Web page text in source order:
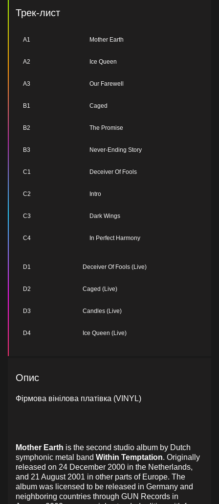
Трек-лист
A1 Mother Earth
A2 Ice Queen
A3 Our Farewell
B1 Caged
B2 The Promise
B3 Never-Ending Story
C1 Deceiver Of Fools
C2 Intro
C3 Dark Wings
C4 In Perfect Harmony
D1 Deceiver Of Fools (Live)
D2 Caged (Live)
D3 Candles (Live)
D4 Ice Queen (Live)
Опис
Фірмова вінілова платівка (VINYL)
Mother Earth is the second studio album by Dutch
symphonic metal band Within Temptation. Originally
released on 24 December 2000 in the Netherlands,
and 21 August 2001 in other parts of Europe. The
album was licensed to be released in Germany and
neighboring countries through GUN Records in